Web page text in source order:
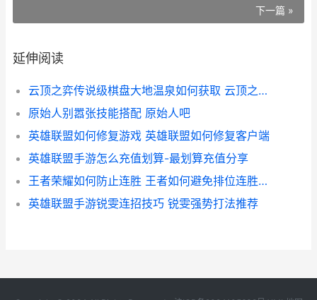
下一篇 »
延伸阅读
云顶之弈传说级棋盘大地温泉如何获取 云顶之弈传说级小小英雄多少钱
原始人别嚣张技能搭配 原始人吧
英雄联盟如何修复游戏 英雄联盟如何修复客户端
英雄联盟手游怎么充值划算-最划算充值分享
王者荣耀如何防止连胜 王者如何避免排位连胜又连跪
英雄联盟手游锐雯连招技巧 锐雯强势打法推荐